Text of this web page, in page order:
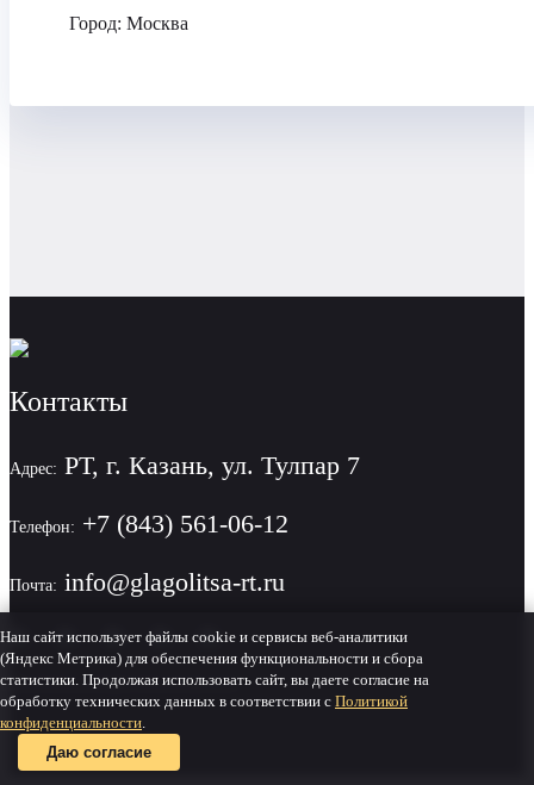
Город: Москва
Контакты
Адрес: РТ, г. Казань, ул. Тулпар 7
Телефон: +7 (843) 561-06-12
Почта: info@glagolitsa-rt.ru
Политика конфиденциальности
Наш сайт использует файлы cookie и сервисы веб-аналитики
(Яндекс Метрика) для обеспечения функциональности и сбора
статистики. Продолжая использовать сайт, вы даете согласие на
обработку технических данных в соответствии с Политикой
конфиденциальности.
Даю согласие